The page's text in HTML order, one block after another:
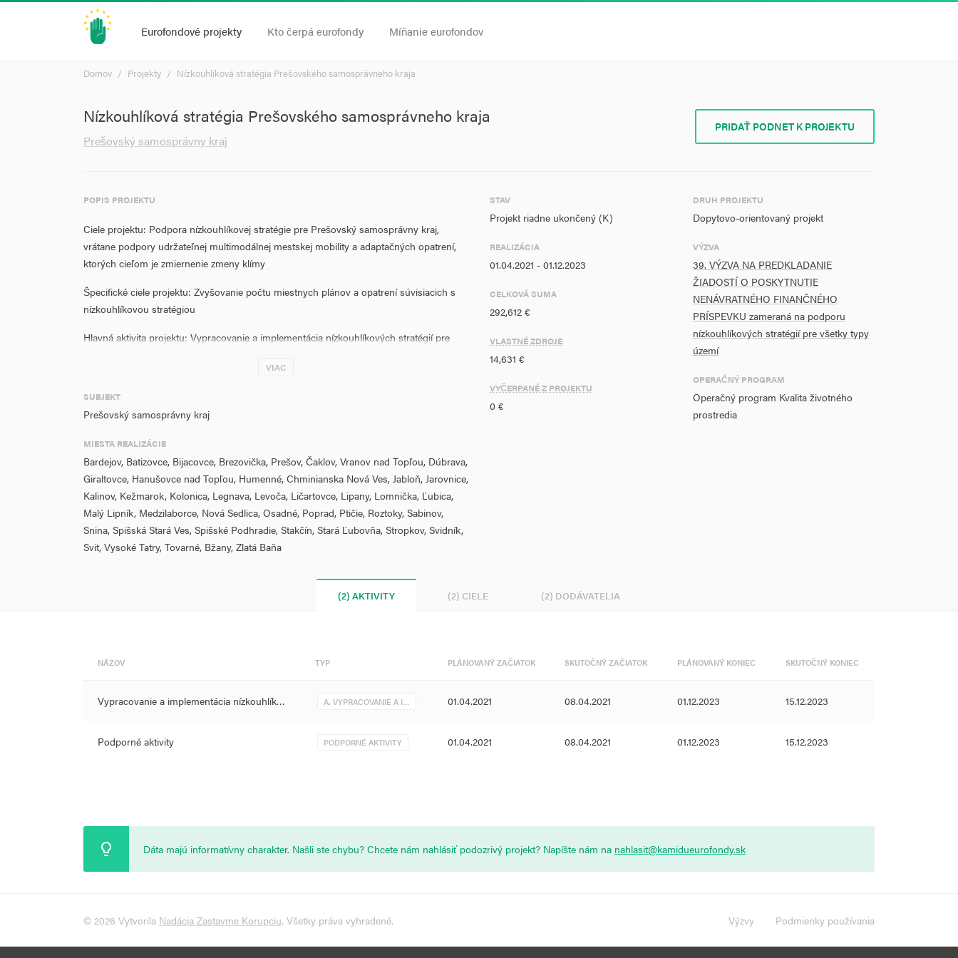
Eurofondové projekty Kto čerpá eurofondy Míňanie eurofondov
Domov Projekty Nízkouhlíková stratégia Prešovského samosprávneho kraja
Nízkouhlíková stratégia Prešovského samosprávneho kraja
Prešovský samosprávny kraj
PRIDAŤ PODNET K PROJEKTU
POPIS PROJEKTU
Ciele projektu: Podpora nízkouhlíkovej stratégie pre Prešovský samosprávny kraj,
vrátane podpory udržateľnej multimodálnej mestskej mobility a adaptačných opatrení,
ktorých cieľom je zmiernenie zmeny klímy
Špecifické ciele projektu: Zvyšovanie počtu miestnych plánov a opatrení súvisiacich s
nízkouhlíkovou stratégiou
Hlavná aktivita projektu: Vypracovanie a implementácia nízkouhlíkových stratégií pre
koncepcií rozvoja obcí v oblasti tepelnej energetiky. V rámci uvedeného typu aktivity je
Miesto realizácie: Bardejov, Batizovce, Bijacovce, Brezovička, Čaklov, Dúbrava,
Giraltovce, Hanušovce nad Topľou, Humenné, Chminianska Nová Ves, Jabloň, Jarovnice,
Kalinov, Kežmarok, Kolonica, Legnava, Levoča, Ličartovce, Lipany, Lomnička, Ľubica,
Malý Lipník, Medzilaborce, Nová Sedlica, Osadné, Poprad, Prešov, Ptičie , Roztoky,
Sabinov, Snina, Spišská Stará Ves, Spišské Podhradie, Stakčín, Stará Ľubovňa, Stropkov,
Svidník, Svit, Tovarné, Bžany, Vranov nad Topľou, Vysoké Tatry, Zlatá Baňa
Merateľné ukazovatele: P0369 Počet regionálnych a lokálnych nízkouhlíkových stratégií
(1), P0138 Počet aktualizovaných koncepcií rozvoja obcí v tepelnej energetike (0).
VIAC
SUBJEKT
Prešovský samosprávny kraj
MIESTA REALIZÁCIE
Bardejov, Batizovce, Bijacovce, Brezovička, Prešov, Čaklov, Vranov nad Topľou, Dúbrava,
Giraltovce, Hanušovce nad Topľou, Humenné, Chminianska Nová Ves, Jabloň, Jarovnice,
Kalinov, Kežmarok, Kolonica, Legnava, Levoča, Ličartovce, Lipany, Lomnička, Ľubica,
Malý Lipník, Medzilaborce, Nová Sedlica, Osadné, Poprad, Ptičie, Roztoky, Sabinov,
Snina, Spišská Stará Ves, Spišské Podhradie, Stakčín, Stará Ľubovňa, Stropkov, Svidník,
Svit, Vysoké Tatry, Tovarné, Bžany, Zlatá Baňa
STAV
Projekt riadne ukončený (K)
REALIZÁCIA
01.04.2021 - 01.12.2023
CELKOVÁ SUMA
292,612 €
VLASTNÉ ZDROJE
14,631 €
VYČERPANÉ Z PROJEKTU
0 €
DRUH PROJEKTU
Dopytovo-orientovaný projekt
VÝZVA
39. VÝZVA NA PREDKLADANIE
ŽIADOSTÍ O POSKYTNUTIE
NENÁVRATNÉHO FINANČNÉHO
PRÍSPEVKU zameraná na podporu
nízkouhlíkových stratégií pre všetky typy
území
OPERAČNÝ PROGRAM
Operačný program Kvalita životného
prostredia
(2) AKTIVITY (2) CIELE (2) DODÁVATELIA
NÁZOV TYP PLÁNOVANÝ ZAČIATOK SKUTOČNÝ ZAČIATOK PLÁNOVANÝ KONIEC SKUTOČNÝ KONIEC
Vypracovanie a implementácia nízkouhlík… A. VYPRACOVANIE A I… 01.04.2021 08.04.2021 01.12.2023 15.12.2023
Podporné aktivity PODPORNÉ AKTIVITY 01.04.2021 08.04.2021 01.12.2023 15.12.2023
Dáta majú informatívny charakter. Našli ste chybu? Chcete nám nahlásiť podozrivý projekt? Napíšte nám na nahlasit@kamidueurofondy.sk
© 2026 Vytvorila Nadácia Zastavme Korupciu. Všetky práva vyhradené. Výzvy Podmienky používania